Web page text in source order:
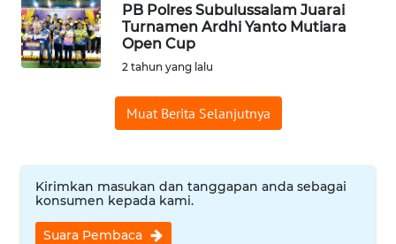
PB Polres Subulussalam Juarai
Turnamen Ardhi Yanto Mutiara
Open Cup
2 tahun yang lalu
Muat Berita Selanjutnya
Kirimkan masukan dan tanggapan anda sebagai
konsumen kepada kami.
Suara Pembaca
WN
INDRAMAYU
WN
SUBANG